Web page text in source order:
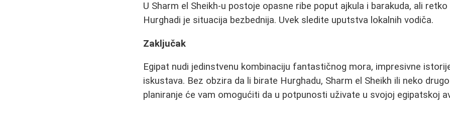
U Sharm el Sheikh-u postoje opasne ribe poput ajkula i barakuda, ali retko
Hurghadi je situacija bezbednija. Uvek sledite uputstva lokalnih vodiča.
Zaključak
Egipat nudi jedinstvenu kombinaciju fantastičnog mora, impresivne
iskustava. Bez obzira da li birate Hurghadu, Sharm el Sheikh ili neko
planiranje će vam omogućiti da u potpunosti uživate u svojoj egipatskoj